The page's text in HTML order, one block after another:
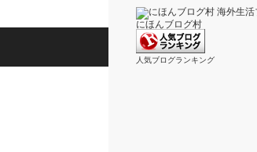
にほんブログ村
人気ブログランキング